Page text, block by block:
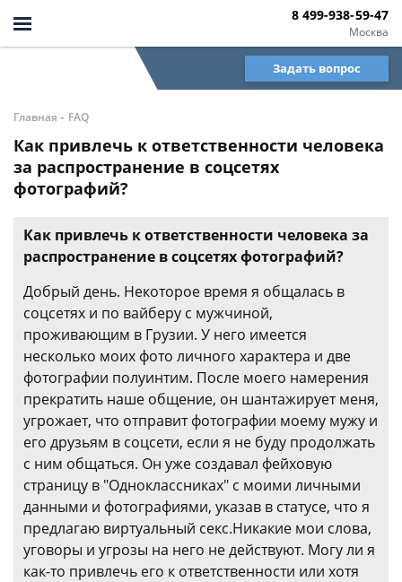
Москва
8 499-938-59-47
Задать вопрос
Главная - FAQ
Как привлечь к ответственности человека
за распространение в соцсетях
фотографий?
Как привлечь к ответственности человека за
распространение в соцсетях фотографий?
Добрый день. Некоторое время я общалась в
соцсетях и по вайберу с мужчиной,
проживающим в Грузии. У него имеется
несколько моих фото личного характера и две
фотографии полуинтим. После моего намерения
прекратить наше общение, он шантажирует меня,
угрожает, что отправит фотографии моему мужу и
его друзьям в соцсети, если я не буду продолжать
с ним общаться. Он уже создавал фейховую
страницу в "Одноклассниках" с моими личными
данными и фотографиями, указав в статусе, что я
предлагаю виртуальный секс.Никакие мои слова,
уговоры и угрозы на него не действуют. Могу ли я
как-то привлечь его к ответственности или хотя